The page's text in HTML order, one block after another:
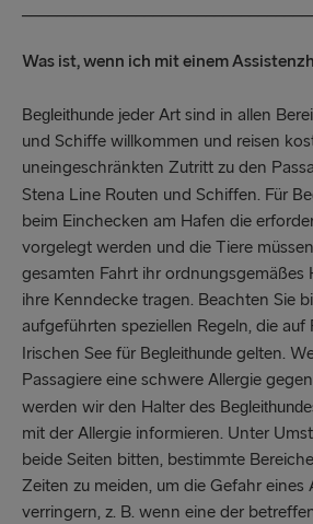
Was ist, wenn ich mit einem
Begleithunde jeder Art sind in allen
und Schiffe willkommen und reisen
uneingeschränkten Zutritt zu den
Stena Line Routen und Schiffen. Für
beim Einchecken am Hafen die
vorgelegt werden und die Tiere
gesamten Fahrt ihr ordnungsgemäßes
ihre Kenndecke tragen. Beachten Sie
aufgeführten speziellen Regeln, die auf
Irischen See für Begleithunde gelten.
Passagiere eine schwere Allergie
werden wir den Halter des Begleithunde
mit der Allergie informieren. Unter
beide Seiten bitten, bestimmte
Zeiten zu meiden, um die Gefahr eines
verringern, z. B. wenn eine der